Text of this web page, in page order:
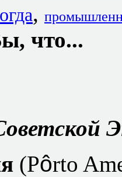
,
что...
(Pôrto